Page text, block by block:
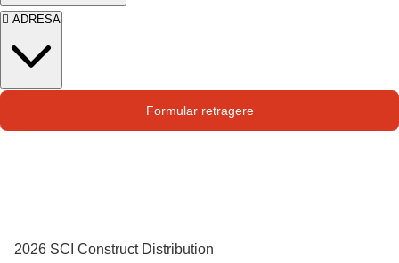
ADRESA
Formular retragere
2026 SCI Construct Distribution